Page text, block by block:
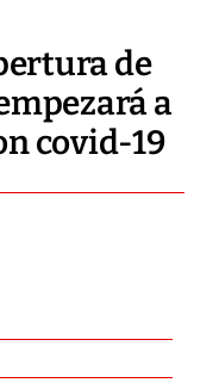
de
a
covid-19